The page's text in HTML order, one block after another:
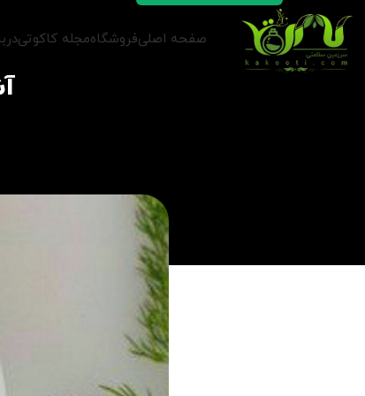
صفحه اصلیفروشگاهمجله کاکوتی